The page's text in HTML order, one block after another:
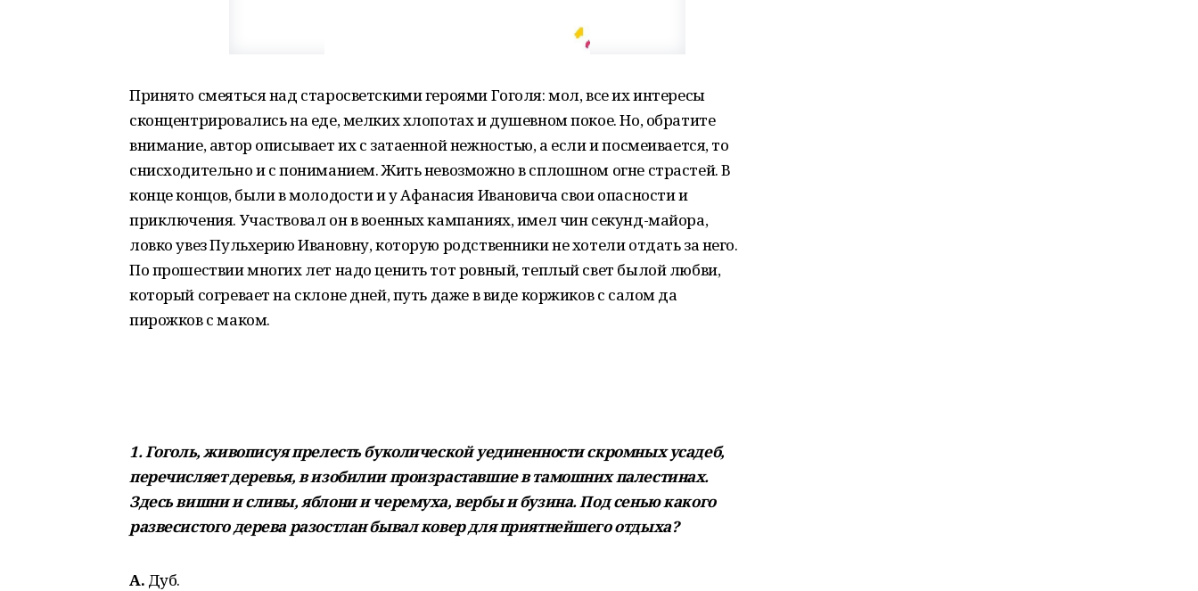
Принято смеяться над старосветскими героями Гоголя: мол, все их интересы
сконцентрировались на еде, мелких хлопотах и душевном покое. Но, обратите
внимание, автор описывает их с затаенной нежностью, а если и посмеивается, то
снисходительно и с пониманием. Жить невозможно в сплошном огне страстей. В
конце концов, были в молодости и у Афанасия Ивановича свои опасности и
приключения. Участвовал он в военных кампаниях, имел чин секунд-майора,
ловко увез Пульхерию Ивановну, которую родственники не хотели отдать за него.
По прошествии многих лет надо ценить тот ровный, теплый свет былой любви,
который согревает на склоне дней, путь даже в виде коржиков с салом да
пирожков с маком.
1. Гоголь, живописуя прелесть буколической уединенности скромных усадеб,
перечисляет деревья, в изобилии произраставшие в тамошних палестинах.
Здесь вишни и сливы, яблони и черемуха, вербы и бузина. Под сенью какого
развесистого дерева разостлан бывал ковер для приятнейшего отдыха?
А. Дуб.